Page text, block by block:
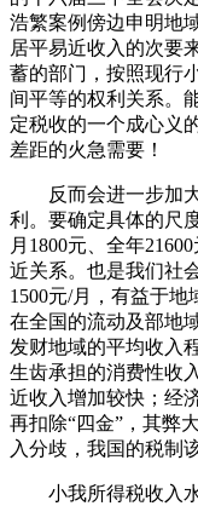
浩繁案例傍边申明地
居平易近收入的次要
蓄的部门，按照现行
间平等的权利关系。
定税收的一个成心义
差距的火急需要！
反而会进一步加大
利。要确定具体的尺
月1800元、全年
近关系。也是我们社
1500元/月，有益于
在全国的流动及部地
发财地域的平均收入
生齿承担的消费性收
近收入增加较快；经
再扣除“四金”，其弊
入分歧，我国的税制
小我所得税收入水